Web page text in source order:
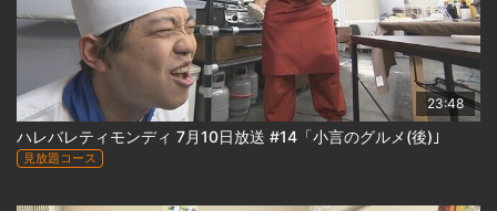
23:48
ハレバレティモンディ 7月10日放送 #14「小言のグルメ(後)｣
見放題コース